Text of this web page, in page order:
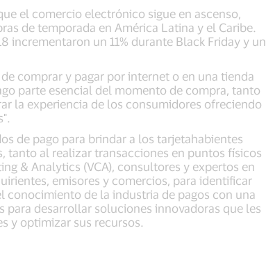
el comercio electrónico sigue en ascenso,
de temporada en América Latina y el Caribe.
incrementaron un 11% durante Black Friday y un
comprar y pagar por internet o en una tienda
parte esencial del momento de compra, tanto
la experiencia de los consumidores ofreciendo
de pago para brindar a los tarjetahabientes
tanto al realizar transacciones en puntos físicos
& Analytics (VCA), consultores y expertos en
emisores y comercios, para identificar
de la industria de pagos con una
para desarrollar soluciones innovadoras que les
y optimizar sus recursos.